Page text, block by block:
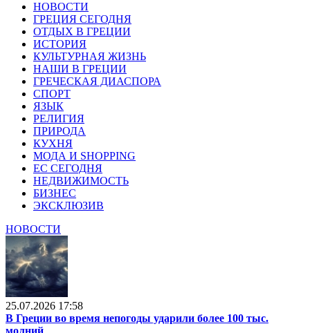
НОВОСТИ
ГРЕЦИЯ СЕГОДНЯ
ОТДЫХ В ГРЕЦИИ
ИСТОРИЯ
КУЛЬТУРНАЯ ЖИЗНЬ
НАШИ В ГРЕЦИИ
ГРЕЧЕСКАЯ ДИАСПОРА
СПОРТ
ЯЗЫК
РЕЛИГИЯ
ПРИРОДА
КУХНЯ
МОДА И SHOPPING
ЕС СЕГОДНЯ
НЕДВИЖИМОСТЬ
БИЗНЕС
ЭКСКЛЮЗИВ
НОВОСТИ
25.07.2026 17:58
В Греции во время непогоды ударили более 100 тыс.